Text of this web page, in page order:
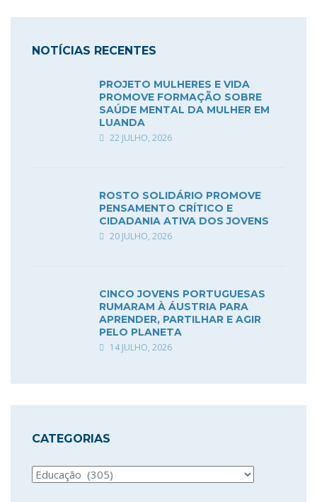
NOTÍCIAS RECENTES
PROJETO MULHERES E VIDA
PROMOVE FORMAÇÃO SOBRE
SAÚDE MENTAL DA MULHER EM
LUANDA
22 JULHO, 2026
ROSTO SOLIDÁRIO PROMOVE
PENSAMENTO CRÍTICO E
CIDADANIA ATIVA DOS JOVENS
20 JULHO, 2026
CINCO JOVENS PORTUGUESAS
RUMARAM À ÁUSTRIA PARA
APRENDER, PARTILHAR E AGIR
PELO PLANETA
14 JULHO, 2026
CATEGORIAS
Categorias